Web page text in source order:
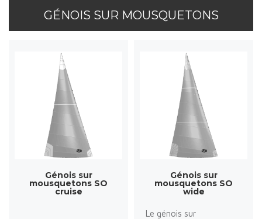
GÉNOIS SUR MOUSQUETONS
Génois sur
mousquetons SO
cruise
Génois sur
mousquetons SO
wide
Le génois sur